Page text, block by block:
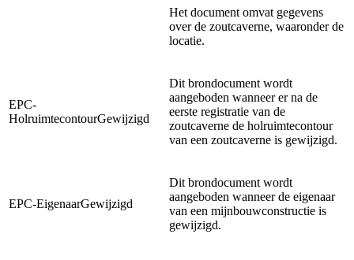
Het document omvat gegevens
over de zoutcaverne, waaronder de
locatie.
EPC-
HolruimtecontourGewijzigd
Dit brondocument wordt
aangeboden wanneer er na de
eerste registratie van de
zoutcaverne de holruimtecontour
van een zoutcaverne is gewijzigd.
EPC-EigenaarGewijzigd
Dit brondocument wordt
aangeboden wanneer de eigenaar
van een mijnbouwconstructie is
gewijzigd.